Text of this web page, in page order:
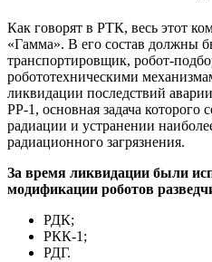
Как говорят в РТК, весь этот
«Гамма». В его состав должны
транспортировщик, робот-
робототехническими
ликвидации последствий
РР-1, основная задача которого
радиации и устранении
радиационного загрязнения.
За время ликвидации были
модификации роботов
РДК;
РКК-1;
РДГ.